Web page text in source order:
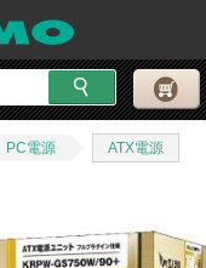
PC電源 ATX電源